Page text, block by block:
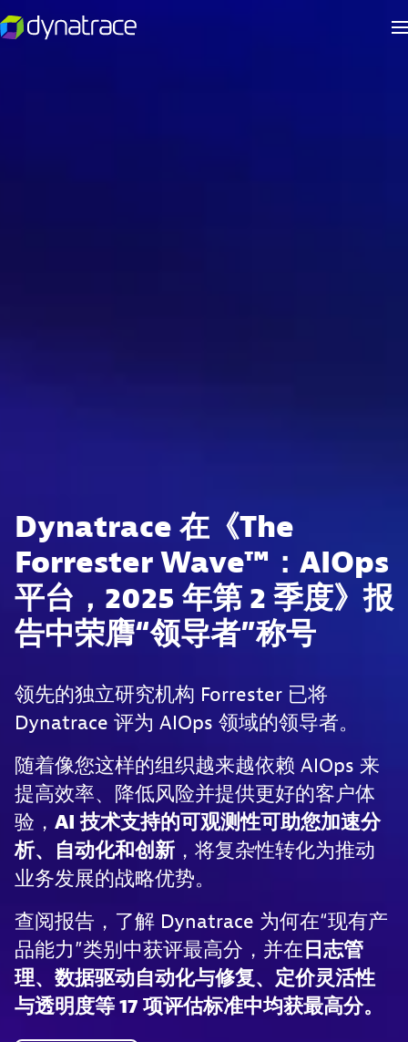
Dynatrace 在《The
Forrester Wave™：AIOps
平台，2025 年第 2 季度》报
告中荣膺“领导者”称号
领先的独立研究机构 Forrester 已将
Dynatrace 评为 AIOps 领域的领导者。
随着像您这样的组织越来越依赖 AIOps 来
提高效率、降低风险并提供更好的客户体
验， AI 技术支持的可观测性可助您加速分
析、自动化和创新 ，将复杂性转化为推动
业务发展的战略优势。
查阅报告，了解 Dynatrace 为何在“现有产
品能力”类别中获评最高分，并在 日志管
理、数据驱动自动化与修复、定价灵活性
与透明度等 17 项评估标准中均获最高分。